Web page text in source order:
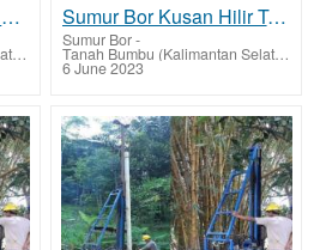
Sumur Bor Kusan Hulu Terbaik Tarif Harga Murah
Tanah Bumbu (Kalimantan Selatan)
Sumur Bor Kusan Hilir Terbaik Tarif Harga Murah
Sumur Bor-
Tanah Bumbu (Kalimantan Selatan)
6 June 2023